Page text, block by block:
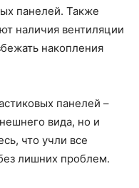
панелей. Также
наличия вентиляции
накопления
панелей –
вида, но и
что учли все
лишних проблем.